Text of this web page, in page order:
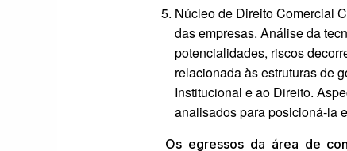
Núcleo de Direito Comercial
das empresas. Análise da
potencialidades, riscos
relacionada às estruturas de
Institucional e ao Direito.
analisados para posicioná-la
Os egressos da área de